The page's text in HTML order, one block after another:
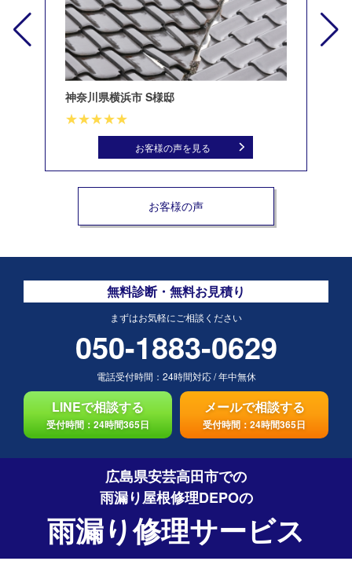
神奈川県横浜市 S様邸
お客様の声を見る
お客様の声
無料診断・無料お見積り
まずはお気軽にご相談ください
050-1883-0629
電話受付時間： 24時間対応/年中無休
LINEで相談する
受付時間：24時間365日
メールで相談する
受付時間：24時間365日
広島県安芸高田市での
雨漏り屋根修理DEPOの
雨漏り修理サービス